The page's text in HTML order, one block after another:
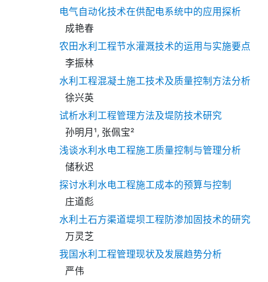
电气自动化技术在供配电系统中的应用探析
成艳春
农田水利工程节水灌溉技术的运用与实施要点
李振林
水利工程混凝土施工技术及质量控制方法分析
徐兴英
试析水利工程管理方法及堤防技术研究
孙明月¹, 张佩宝²
浅谈水利水电工程施工质量控制与管理分析
储秋迟
探讨水利水电工程施工成本的预算与控制
庄道彪
水利土石方渠道堤坝工程防渗加固技术的研究
万灵芝
我国水利工程管理现状及发展趋势分析
严伟